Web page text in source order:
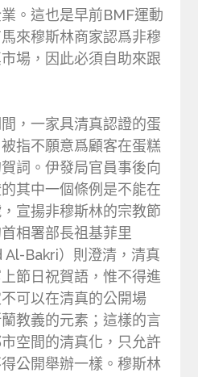
。這也是早前BMF運動
來穆斯林商家認爲非穆
場，因此必須自助來跟
，一家具清真認證的蛋
指不願意爲顧客在蛋糕
詞。伊發局官員事後向
其中一個條例是不能在
宣揚非穆斯林的宗教節
相署部長祖基菲里
Al-Bakri）則澄清，清真
節日祝賀語，惟不得進
可以在清真的公開場
教義的元素；這樣的言
空間的清真化，只允許
公開舉辦一樣。穆斯林